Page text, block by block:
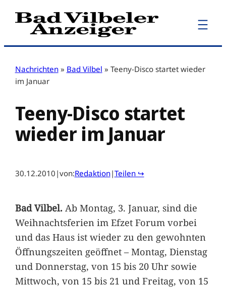
Zum
Inhalt
Nachrichten » Bad Vilbel » Teeny-Disco startet wieder
im Januar
Teeny-Disco startet
wieder im Januar
30.12.2010 |von:Redaktion|Teilen ↪
Bad Vilbel.Ab Montag, 3. Januar, sind die
Weihnachtsferien im Efzet Forum vorbei
und das Haus ist wieder zu den gewohnten
Öffnungszeiten geöffnet – Montag, Dienstag
und Donnerstag, von 15 bis 20 Uhr sowie
Mittwoch, von 15 bis 21 und Freitag, von 15